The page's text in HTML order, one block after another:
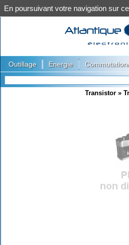
Outillage Energie
Transistor »
En poursuivant votre navigation sur